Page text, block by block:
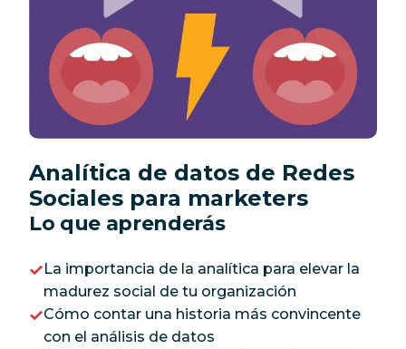
Analítica de datos de Redes
Sociales para marketers
Lo que aprenderás
La importancia de la analítica para elevar la
madurez social de tu organización
Cómo contar una historia más convincente
con el análisis de datos